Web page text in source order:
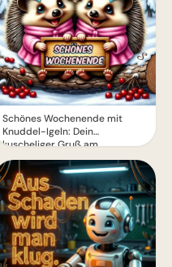
Schönes Wochenende mit
Knuddel-Igeln: Dein
kuscheliger Gruß am
Wintermorgen